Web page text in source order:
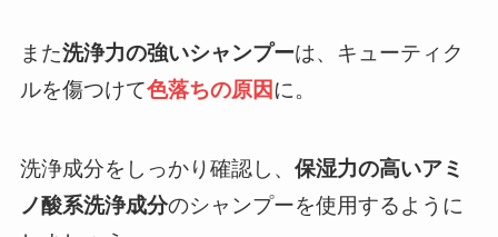
また洗浄力の強いシャンプーは、キューティク
ルを傷つけて色落ちの原因に。
洗浄成分をしっかり確認し、 保湿力の高いアミ
ノ酸系洗浄成分のシャンプーを使用するように